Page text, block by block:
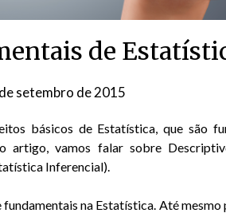
de
setembro de 2015
Matos
básicos de Estatística, que são
artigo, vamos falar sobre
Inferencial).
na Estatística. Até mesmo